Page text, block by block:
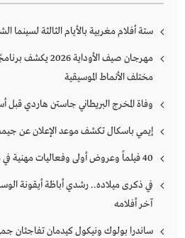
ستة أفلام مغربية بالأيام الثالثة لسينما
مهرجان صيف
مختلف الأنماط الموسيقية
وفاة المخرج البريطاني جاستن هاردي
إيمي باسكال تكشف موعد الإعلان عن
40 فيلماً وعروض أولى وفعاليات مهنية في مهرجان نافذة على أوروبا
في ذكرى ميلاده.. رشدي أباظة أيقونة
آخر أفلامه